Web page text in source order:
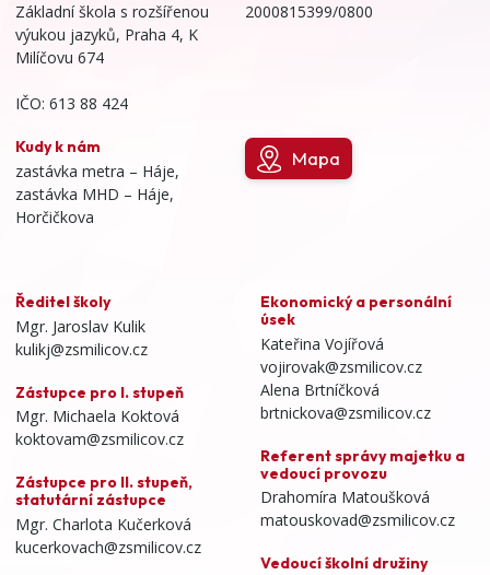
Základní škola s rozšířenou
výukou jazyků, Praha 4, K
Milíčovu 674
IČO: 613 88 424
2000815399/0800
Kudy k nám
zastávka metra – Háje,
zastávka MHD – Háje,
Horčičkova
Mapa
Ředitel školy
Mgr. Jaroslav Kulik
kulikj@zsmilicov.cz
Zástupce pro I. stupeň
Mgr. Michaela Koktová
koktovam@zsmilicov.cz
Zástupce pro II. stupeň,
statutární zástupce
Mgr. Charlota Kučerková
kucerkovach@zsmilicov.cz
Ekonomický a personální
úsek
Kateřina Vojířová
vojirovak@zsmilicov.cz
Alena Brtníčková
brtnickova@zsmilicov.cz
Referent správy majetku a
vedoucí provozu
Drahomíra Matoušková
matouskovad@zsmilicov.cz
Vedoucí školní družiny